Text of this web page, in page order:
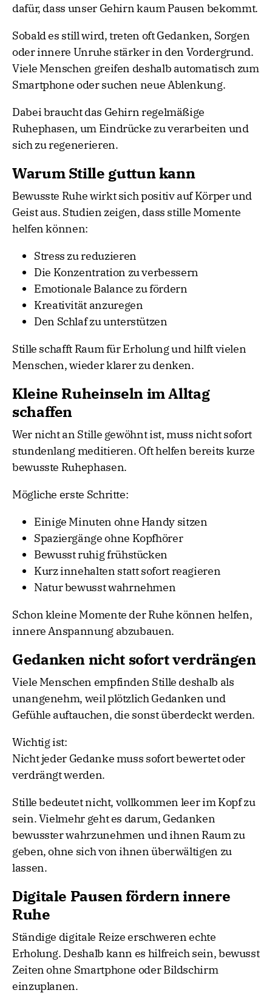
dafür, dass unser Gehirn kaum Pausen bekommt.
Sobald es still wird, treten oft Gedanken, Sorgen
oder innere Unruhe stärker in den Vordergrund.
Viele Menschen greifen deshalb automatisch zum
Smartphone oder suchen neue Ablenkung.
Dabei braucht das Gehirn regelmäßige
Ruhephasen, um Eindrücke zu verarbeiten und
sich zu regenerieren.
Warum Stille guttun kann
Bewusste Ruhe wirkt sich positiv auf Körper und
Geist aus. Studien zeigen, dass stille Momente
helfen können:
Stress zu reduzieren
Die Konzentration zu verbessern
Emotionale Balance zu fördern
Kreativität anzuregen
Den Schlaf zu unterstützen
Stille schafft Raum für Erholung und hilft vielen
Menschen, wieder klarer zu denken.
Kleine Ruheinseln im Alltag
schaffen
Wer nicht an Stille gewöhnt ist, muss nicht sofort
stundenlang meditieren. Oft helfen bereits kurze
bewusste Ruhephasen.
Mögliche erste Schritte:
Einige Minuten ohne Handy sitzen
Spaziergänge ohne Kopfhörer
Bewusst ruhig frühstücken
Kurz innehalten statt sofort reagieren
Natur bewusst wahrnehmen
Schon kleine Momente der Ruhe können helfen,
innere Anspannung abzubauen.
Gedanken nicht sofort verdrängen
Viele Menschen empfinden Stille deshalb als
unangenehm, weil plötzlich Gedanken und
Gefühle auftauchen, die sonst überdeckt werden.
Wichtig ist:
Nicht jeder Gedanke muss sofort bewertet oder
verdrängt werden.
Stille bedeutet nicht, vollkommen leer im Kopf zu
sein. Vielmehr geht es darum, Gedanken
bewusster wahrzunehmen und ihnen Raum zu
geben, ohne sich von ihnen überwältigen zu
lassen.
Digitale Pausen fördern innere
Ruhe
Ständige digitale Reize erschweren echte
Erholung. Deshalb kann es hilfreich sein, bewusst
Zeiten ohne Smartphone oder Bildschirm
einzuplanen.